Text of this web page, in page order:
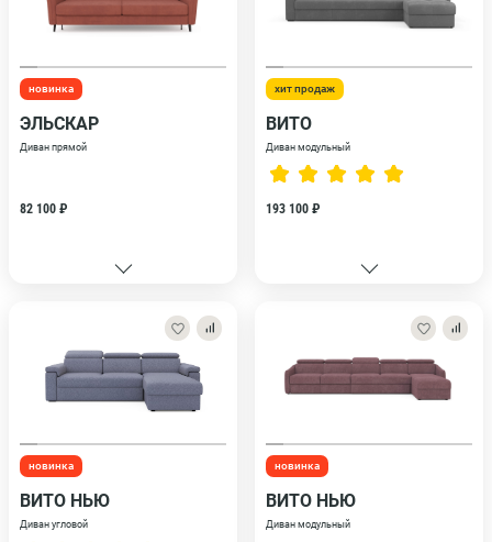
новинка
ЭЛЬСКАР
Диван прямой
82 100 ₽
хит продаж
ВИТО
Диван модульный
193 100 ₽
новинка
ВИТО НЬЮ
Диван угловой
новинка
ВИТО НЬЮ
Диван модульный